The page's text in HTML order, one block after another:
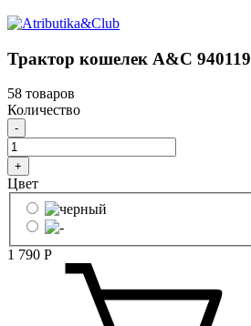
Трактор кошелек A&C 940119
58 товаров
Количество
-
+
Цвет
1 790 Р